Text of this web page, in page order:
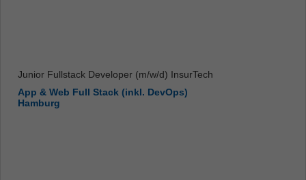
Junior Fullstack Developer (m/w/d) InsurTech
App & Web Full Stack (inkl. DevOps)
Hamburg